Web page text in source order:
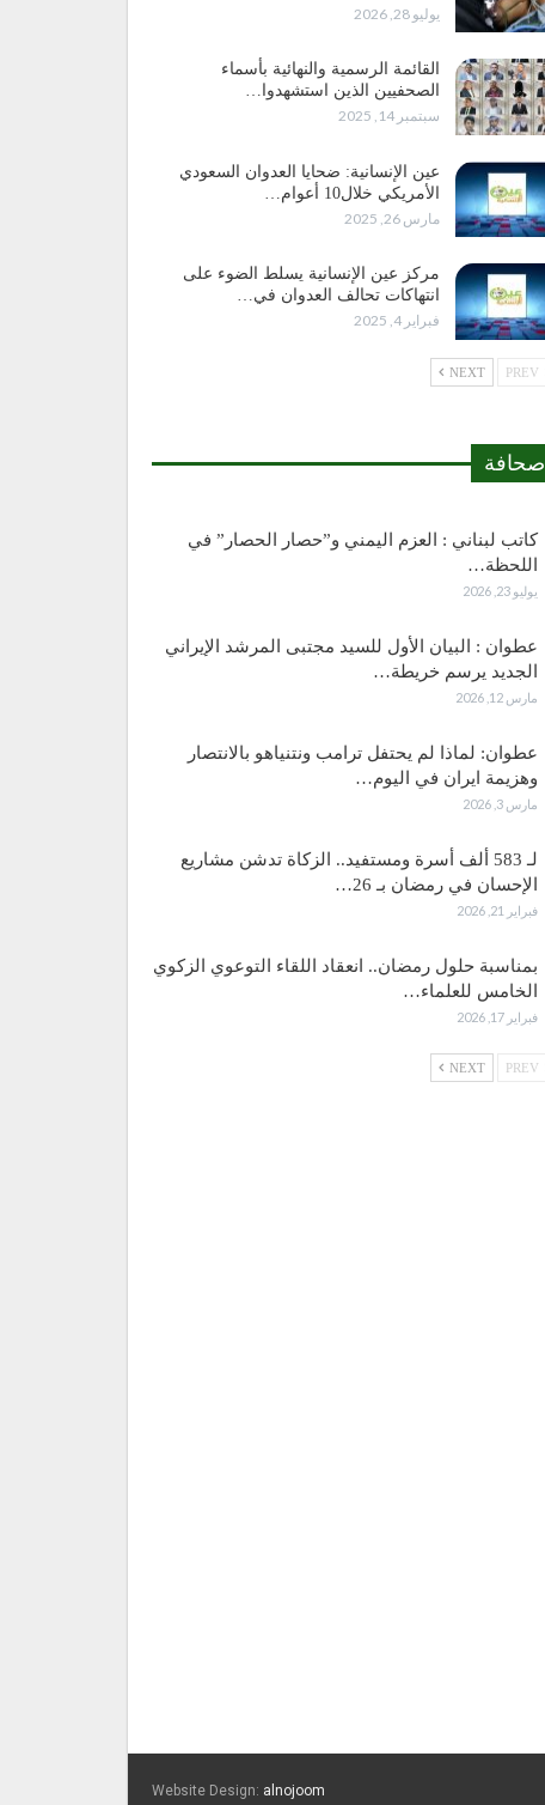
يوليو 28, 2026
القائمة الرسمية والنهائية بأسماء
الصحفيين الذين استشهدوا…
سبتمبر 14, 2025
عين الإنسانية: ضحايا العدوان السعودي
الأمريكي خلال10 أعوام…
مارس 26, 2025
مركز عين الإنسانية يسلط الضوء على
انتهاكات تحالف العدوان في…
فبراير 4, 2025
NEXT
صحافة
كاتب لبناني : العزم اليمني و”حصار الحصار” في
اللحظة…
يوليو 23, 2026
عطوان : البيان الأول للسيد مجتبى المرشد الإيراني
الجديد يرسم خريطة…
مارس 12, 2026
عطوان: لماذا لم يحتفل ترامب ونتنياهو بالانتصار
وهزيمة ايران في اليوم…
مارس 3, 2026
لـ 583 ألف أسرة ومستفيد.. الزكاة تدشن مشاريع
الإحسان في رمضان بـ 26…
فبراير 21, 2026
بمناسبة حلول رمضان.. انعقاد اللقاء التوعوي الزكوي
الخامس للعلماء…
فبراير 17, 2026
NEXT
Website Design: alnojoom